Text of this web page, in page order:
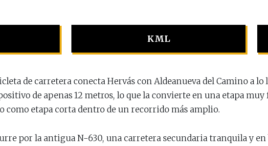
KML
de carretera conecta Hervás con Aldeanueva del Camino a
de apenas 12 metros, lo que la convierte en una etapa
como etapa corta dentro de un recorrido más amplio.
por la antigua N-630, una carretera secundaria tranquila y en